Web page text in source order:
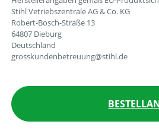
Stihl Vetriebszentrale AG & Co. KG
Robert-Bosch-Straße 13
64807 Dieburg
Deutschland
grosskundenbetreuung@stihl.de